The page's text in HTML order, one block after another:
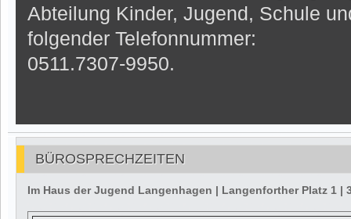
Abteilung Kinder, Jugend, Schule
folgender Telefonnummer:
0511.7307-9950.
BÜROSPRECHZEITEN
Im Haus der Jugend Langenhagen | Langenforther Platz 1 |